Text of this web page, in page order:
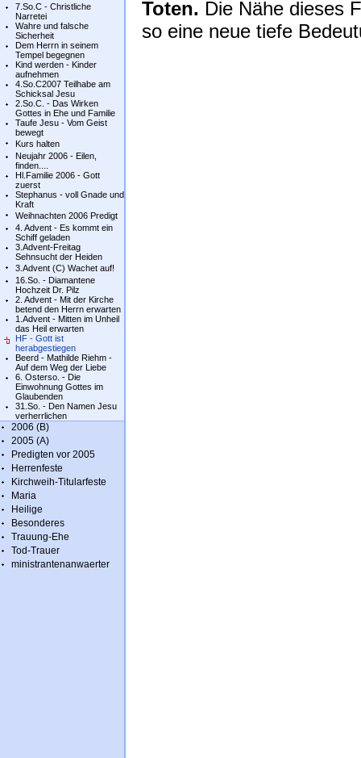
7.So.C - Christliche
Narretei
Wahre und falsche
Sicherheit
Dem Herrn in seinem
Tempel begegnen
Kind werden - Kinder
aufnehmen
4.So.C2007 Teilhabe am
Schicksal Jesu
2.So.C. - Das Wirken
Gottes in Ehe und Familie
Taufe Jesu - Vom Geist
bewegt
Kurs halten
Neujahr 2006 - Eilen,
finden....
Hl.Familie 2006 - Gott
zuerst
Stephanus - voll Gnade und
Kraft
Weihnachten 2006 Predigt
4. Advent - Es kommt ein
Schiff geladen
3.Advent-Freitag
Sehnsucht der Heiden
3.Advent (C) Wachet auf!
16.So. - Diamantene
Hochzeit Dr. Pilz
2. Advent - Mit der Kirche
betend den Herrn erwarten
1.Advent - Mitten im Unheil
das Heil erwarten
HF - Gott ist
herabgestiegen
Beerd - Mathilde Riehm -
Auf dem Weg der Liebe
6. Osterso. - Die
Einwohnung Gottes im
Glaubenden
31.So. - Den Namen Jesu
verherrlichen
2006 (B)
2005 (A)
Predigten vor 2005
Herrenfeste
Kirchweih-Titularfeste
Maria
Heilige
Besonderes
Trauung-Ehe
Tod-Trauer
ministrantenanwaerter
Toten. Die Nähe dieses
so eine neue tiefe